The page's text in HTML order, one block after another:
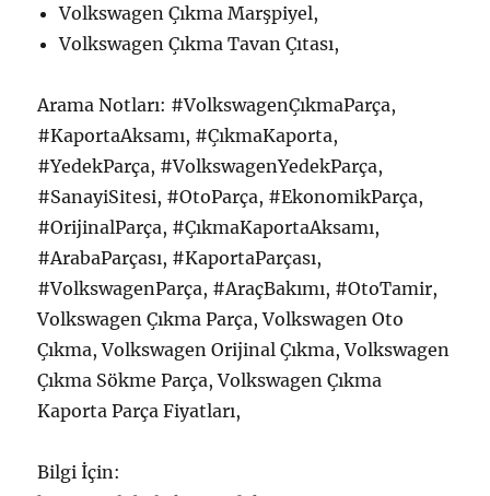
Volkswagen Çıkma Marşpiyel,
Volkswagen Çıkma Tavan Çıtası,
Arama Notları: #VolkswagenÇıkmaParça,
#KaportaAksamı, #ÇıkmaKaporta,
#YedekParça, #VolkswagenYedekParça,
#SanayiSitesi, #OtoParça, #EkonomikParça,
#OrijinalParça, #ÇıkmaKaportaAksamı,
#ArabaParçası, #KaportaParçası,
#VolkswagenParça, #AraçBakımı, #OtoTamir,
Volkswagen Çıkma Parça, Volkswagen Oto
Çıkma, Volkswagen Orijinal Çıkma, Volkswagen
Çıkma Sökme Parça, Volkswagen Çıkma
Kaporta Parça Fiyatları,
Bilgi İçin: